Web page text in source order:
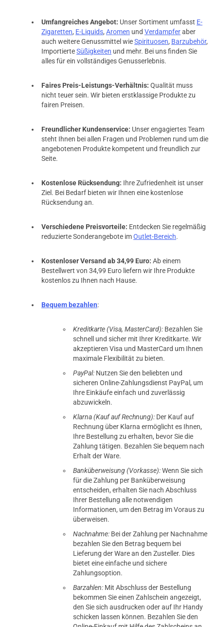
next
Umfangreiches Angebot: Unser Sortiment umfasst E-
Zigaretten, E-Liquids, Aromen und Verdampferaber
auch weitere Genussmittel wieSpirituosen, Barzubehör,
ImportierteSüßigkeiten und mehr. Bei uns finden Sie
alles für ein vollständiges Genusserlebnis.
Faires Preis-Leistungs-Verhältnis: Qualität muss
nicht teuer sein. Wir bieten erstklassige Produkte zu
fairen Preisen.
Freundlicher Kundenservice: Unser engagiertes Team
steht Ihnen bei allen Fragen und Problemen rund um die
angebotenen Produkte kompetent und freundlich zur
Seite.
Kostenlose Rücksendung: Ihre Zufriedenheit ist unser
Ziel. Bei Bedarf bieten wir Ihnen eine kostenlose
Rücksendung an.
Verschiedene Preisvorteile: Entdecken Sie regelmäßig
reduzierte Sonderangebote imOutlet-Bereich.
Kostenloser Versand ab 34,99 Euro: Ab einem
Bestellwert von 34,99 Euro liefern wir Ihre Produkte
kostenlos zu Ihnen nach Hause.
Bequem bezahlen:
Kreditkarte (Visa, MasterCard): Bezahlen Sie
schnell und sicher mit Ihrer Kreditkarte. Wir
akzeptieren Visa und MasterCard um Ihnen
maximale Flexibilität zu bieten.
PayPal: Nutzen Sie den beliebten und
sicheren Online-Zahlungsdienst PayPal, um
Ihre Einkäufe einfach und zuverlässig
abzuwickeln.
Klarna (Kauf auf Rechnung): Der Kauf auf
Rechnung über Klarna ermöglicht es Ihnen,
Ihre Bestellung zu erhalten, bevor Sie die
Zahlung tätigen. Bezahlen Sie bequem nach
Erhalt der Ware.
Banküberweisung (Vorkasse):Wenn Sie sich
für die Zahlung per Banküberweisung
entscheiden, erhalten Sie nach Abschluss
Ihrer Bestellung alle notwendigen
Informationen, um den Betrag im Voraus zu
überweisen.
Nachnahme: Bei der Zahlung per Nachnahme
bezahlen Sie den Betrag bequem bei
Lieferung der Ware an den Zusteller. Dies
bietet eine einfache und sichere
Zahlungsoption.
Barzahlen: Mit Abschluss der Bestellung
bekommen Sie einen Zahlschein angezeigt,
den Sie sich ausdrucken oder auf Ihr Handy
schicken lassen können. Bezahlen Sie den